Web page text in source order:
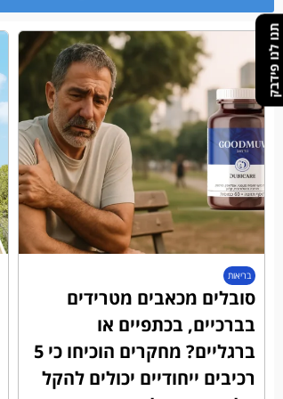
תנו לנו פידבק
בריאות
סובלים מכאבים מטרידים
בברכיים, בכתפיים או
ברגליים? מחקרים הוכיחו כי 5
רכיבים ייחודיים יכולים להקל